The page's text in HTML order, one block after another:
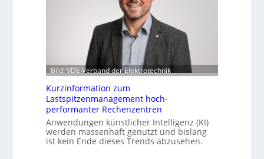
Bild: VDE Verband der Elektrotechnik
Kurzinformation zum
Lastspitzenmanagement hoch-
performanter Rechenzentren
Anwendungen künstlicher Intelligenz (KI)
werden massenhaft genutzt und bislang
ist kein Ende dieses Trends abzusehen.